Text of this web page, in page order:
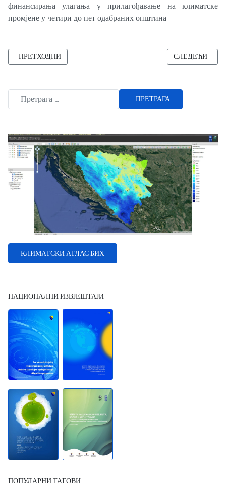
финансирања улагања у прилагођавање на климатске
промјене у четири до пет одабраних општина
ПРЕТХОДНИ ЧЛАНАК: ОДРЖАНЕ ЕДУКАЦИЈЕ НА ТЕМУ
ПРЕТХОДНИ СЛЕДЕЋИ
СЛЕДЕЋИ
ПРЕТРАГА
КЛИМАТСКИ АТЛАС БИХ
НАЦИОНАЛНИ ИЗВЈЕШТАЈИ
ПОПУЛАРНИ ТАГОВИ